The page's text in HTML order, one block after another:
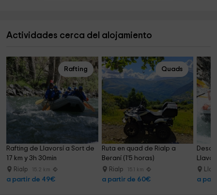
Actividades cerca del alojamiento
Rafting
Rafting de Llavorsí a Sort de
17 km y 3h 30min
Rialp 15.2 km
a partir de 49€
Quads
Ruta en quad de Rialp a
Beraní (1'5 horas)
Rialp 15.1 km
a partir de 60€ a